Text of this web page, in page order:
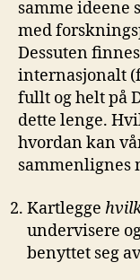
samme ideene
med
Dessuten
internasjonalt
fullt og helt på
dette lenge.
hvordan kan
sammenlignes
Kartlegge
undervisere
benyttet seg